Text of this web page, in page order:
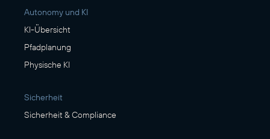
Autonomy und KI
KI-Übersicht
Pfadplanung
Physische KI
Sicherheit
Sicherheit & Compliance